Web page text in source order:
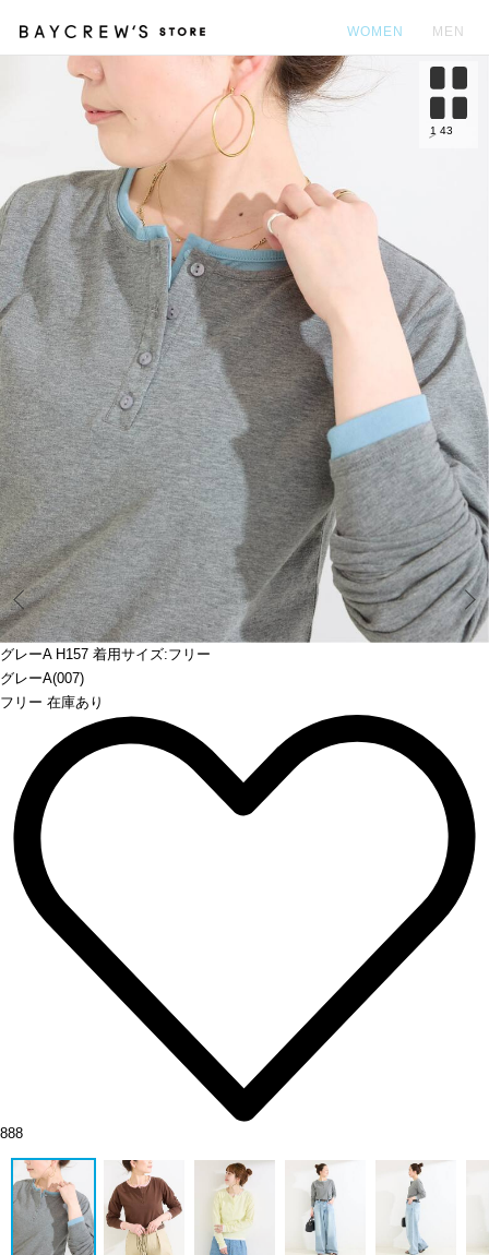
WOMEN MEN
グレーA H157 着用サイズ:フリー
グレーA(007)
フリー 在庫あり
Prev
1 43
888